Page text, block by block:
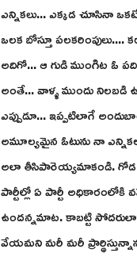
ఎన్నికలు... ఎక్కడ చూసినా
ఒలక బోస్తూ
అదిగో... ఆ గుడి ముంగిట ఓ
అంతే... వాళ్ళ ముందు
ఎప్పుడూ... ఇప్పటిలాగే
అమూల్యమైన ఓటును నా
అలా తీసిపారెయ్యమాకండి. గోడ
పార్టీల్లో ఏ పార్టీ అధికారంలోకి
ఉందన్నమాట. కాబట్టి
వేయమని మరీ మరీ